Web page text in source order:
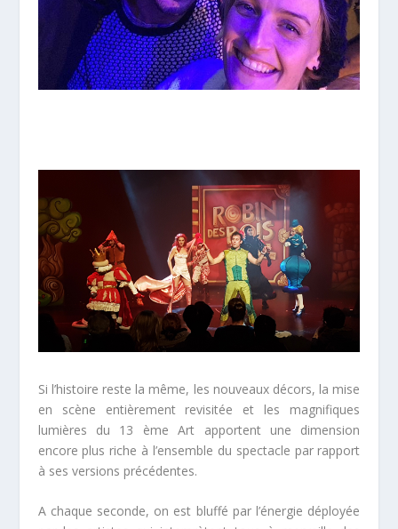
Si l’histoire reste la même, les nouveaux décors, la mise
en scène entièrement revisitée et les magnifiques
lumières du 13 ème Art apportent une dimension
encore plus riche à l’ensemble du spectacle par rapport
à ses versions précédentes.
A chaque seconde, on est bluffé par l’énergie déployée